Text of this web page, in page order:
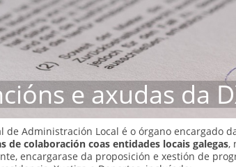
e axudas da
de Administración Local é o órgano encargado
de colaboración coas entidades locais galegas,
encargarase da proposición e xestión de